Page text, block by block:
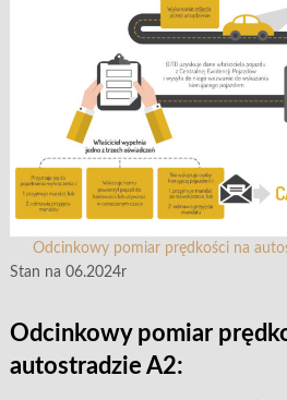
Odcinkowy pomiar prędkości na
Stan na 06.2024r
Odcinkowy pomiar
autostradzie A2: